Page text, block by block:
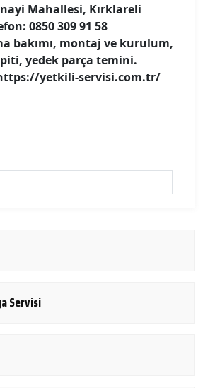
Mahallesi, Kırklareli
0850 309 91 58
bakımı, montaj ve kurulum,
yedek parça temini.
yetkili-servisi.com.tr/
Servisi